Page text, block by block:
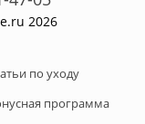
2026
по уходу
программа